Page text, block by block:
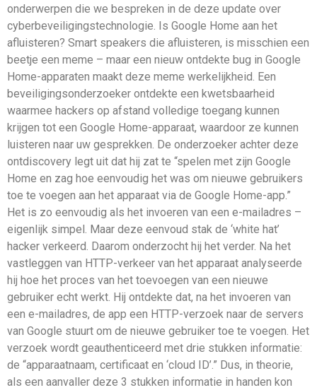
onderwerpen die we bespreken in de deze update over
cyberbeveiligingstechnologie. Is Google Home aan het
afluisteren? Smart speakers die afluisteren, is misschien een
beetje een meme – maar een nieuw ontdekte bug in Google
Home-apparaten maakt deze meme werkelijkheid. Een
beveiligingsonderzoeker ontdekte een kwetsbaarheid
waarmee hackers op afstand volledige toegang kunnen
krijgen tot een Google Home-apparaat, waardoor ze kunnen
luisteren naar uw gesprekken. De onderzoeker achter deze
ontdiscovery legt uit dat hij zat te “spelen met zijn Google
Home en zag hoe eenvoudig het was om nieuwe gebruikers
toe te voegen aan het apparaat via de Google Home-app.”
Het is zo eenvoudig als het invoeren van een e-mailadres –
eigenlijk simpel. Maar deze eenvoud stak de ‘white hat’
hacker verkeerd. Daarom onderzocht hij het verder. Na het
vastleggen van HTTP-verkeer van het apparaat analyseerde
hij hoe het proces van het toevoegen van een nieuwe
gebruiker echt werkt. Hij ontdekte dat, na het invoeren van
een e-mailadres, de app een HTTP-verzoek naar de servers
van Google stuurt om de nieuwe gebruiker toe te voegen. Het
verzoek wordt geauthenticeerd met drie stukken informatie:
de “apparaatnaam, certificaat en ‘cloud ID’.” Dus, in theorie,
als een aanvaller deze 3 stukken informatie in handen kon